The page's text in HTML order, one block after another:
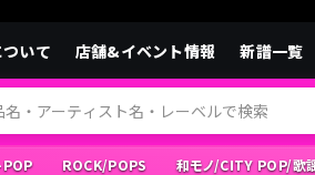
いて 店舗&イベント情報 新譜一覧
ROCK/POPS 和モノ/CITY POP/歌